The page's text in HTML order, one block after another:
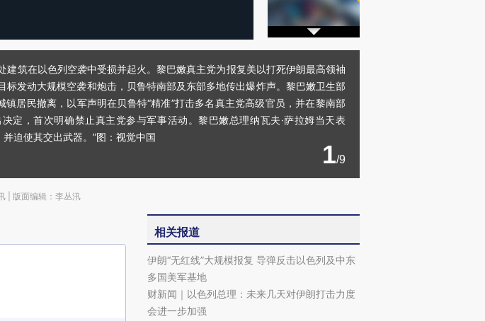
筑在以色列空袭中受损并起火。黎巴嫩真主党为报复美以打死伊朗最高领袖
发动大规模空袭和炮击，贝鲁特南部及东部多地传出爆炸声。黎巴嫩卫生部
居民撤离，以军声明在贝鲁特“精准”打击多名真主党高级官员，并在黎南部
定，首次明确禁止真主党参与军事活动。黎巴嫩总理纳瓦夫·萨拉姆当天表
迫使其交出武器。”图：视觉中国
1/9
| 版面编辑：李丛汛
相关报道
伊朗“无红线”大规模报复 导弹反击以色列及中东
多国美军基地
财新闻｜以色列总理：未来几天对伊朗打击力度
会进一步加强